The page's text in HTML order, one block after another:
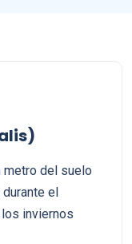
metro del suelo
el
inviernos